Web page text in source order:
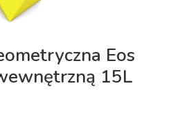
Eos
15L